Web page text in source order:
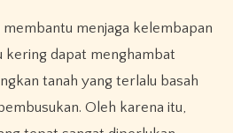
membantu menjaga kelembapan
kering dapat menghambat
tanah yang terlalu basah
Oleh karena itu,